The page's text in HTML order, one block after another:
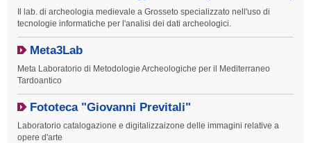
Il lab. di archeologia medievale a Grosseto specializzato nell'uso di
tecnologie informatiche per l'analisi dei dati archeologici.
Meta3Lab
Meta Laboratorio di Metodologie Archeologiche per il Mediterraneo
Tardoantico
Fototeca "Giovanni Previtali"
Laboratorio catalogazione e digitalizzaizone delle immagini relative a
opere d'arte